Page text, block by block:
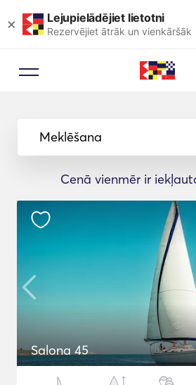
× Lejupielādējiet lietotni
Rezervējiet ātrāk un vienkāršāk
Meklēšana
Cenā vienmēr ir
Salona 45